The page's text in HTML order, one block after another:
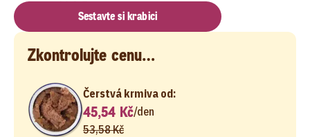
Sestavte si krabici
Zkontrolujte cenu…
Čerstvá krmiva od:
45,54 Kč/den
53,58 Kč